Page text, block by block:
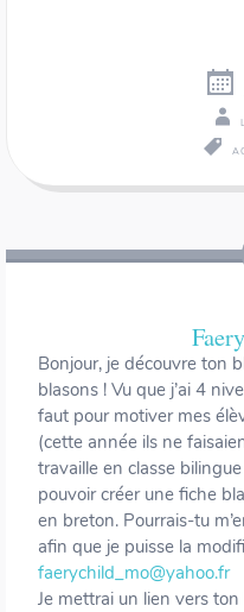
des
Bonjour, je découvre ton
blasons ! Vu que j’ai 4
faut pour motiver mes
(cette année ils ne
travaille en classe
pouvoir créer une fiche
en breton. Pourrais-tu
afin que je puisse la
faerychild_mo@yahoo.fr
Je mettrai un lien vers